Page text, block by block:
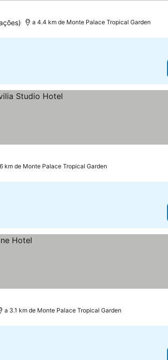
a 4.4 km de Monte Palace Tropical Garden
km de Monte Palace Tropical Garden
a 3.1 km de Monte Palace Tropical Garden